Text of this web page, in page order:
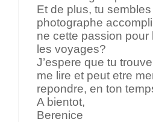
Et de plus, tu
photographe
ne cette passion pour
les voyages?
J’espere que tu
me lire et peut etre
repondre, en ton
A bientot,
Berenice